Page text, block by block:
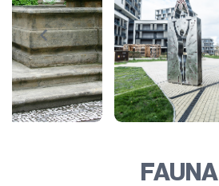
FAUNA